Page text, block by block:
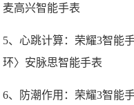
麦高兴智能手表
5、心跳计算：荣耀3智能
环〉安脉思智能手表
6、防潮作用：荣耀3智能